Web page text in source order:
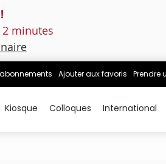
minutes
Ajouter aux favoris Prendre
Kiosque Colloques International